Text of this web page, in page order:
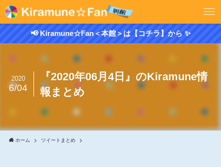
📢 Kiramune☆Fan＜本館＞は【コチラ】から ✨
『2020年06月4日』のKiramune情
報まとめ
2020
6/04
ホーム ツイートまとめ